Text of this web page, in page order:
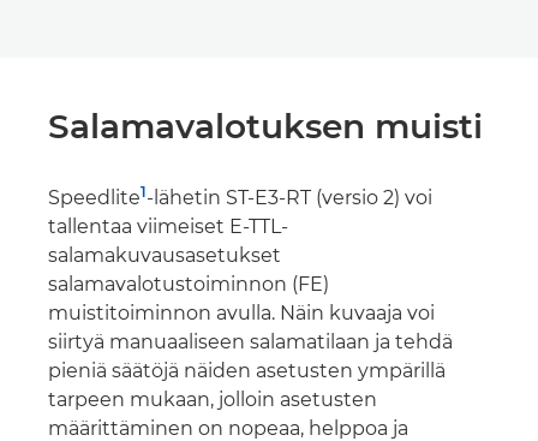
Salamavalotuksen muisti
Speedlite1-lähetin ST-E3-RT (versio 2) voi
tallentaa viimeiset E-TTL-
salamakuvausasetukset
salamavalotustoiminnon (FE)
muistitoiminnon avulla. Näin kuvaaja voi
siirtyä manuaaliseen salamatilaan ja tehdä
pieniä säätöjä näiden asetusten ympärillä
tarpeen mukaan, jolloin asetusten
määrittäminen on nopeaa, helppoa ja